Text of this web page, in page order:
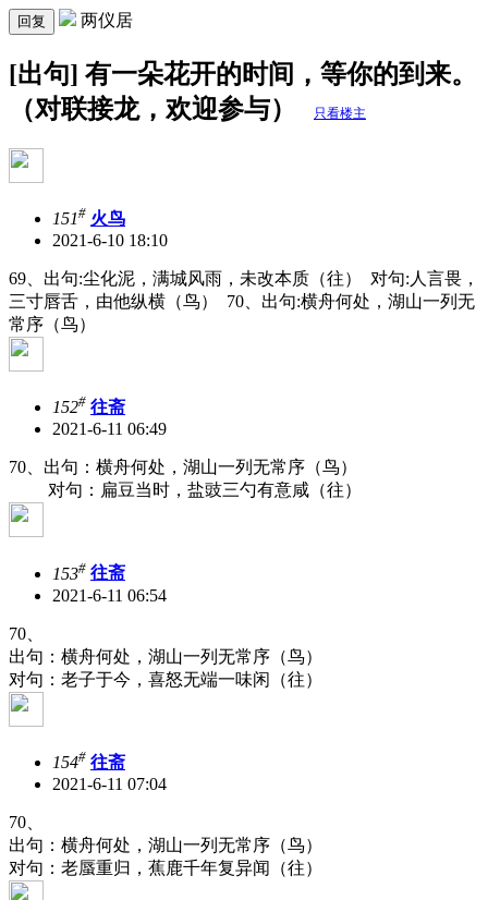
回复 两仪居
[出句] 有一朵花开的时间，等你的到来。
（对联接龙，欢迎参与）
只看楼主
151# 火鸟
2021-6-10 18:10
69、出句:尘化泥，满城风雨，未改本质（往） 对句:人言畏，
三寸唇舌，由他纵横（鸟） 70、出句:横舟何处，湖山一列无
常序（鸟）
152# 往斋
2021-6-11 06:49
70、出句：横舟何处，湖山一列无常序（鸟）
对句：扁豆当时，盐豉三勺有意咸（往）
153# 往斋
2021-6-11 06:54
70、
出句：横舟何处，湖山一列无常序（鸟）
对句：老子于今，喜怒无端一味闲（往）
154# 往斋
2021-6-11 07:04
70、
出句：横舟何处，湖山一列无常序（鸟）
对句：老蜃重归，蕉鹿千年复异闻（往）